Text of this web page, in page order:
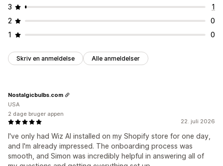
3
1
2
0
1
0
Skriv en anmeldelse Alle anmeldelser
22. juli 2026
I've only had Wiz AI installed on my Shopify store for one day,
and I'm already impressed. The onboarding process was
smooth, and Simon was incredibly helpful in answering all of
Nostalgicbulbs.com
USA
2 dage bruger appen